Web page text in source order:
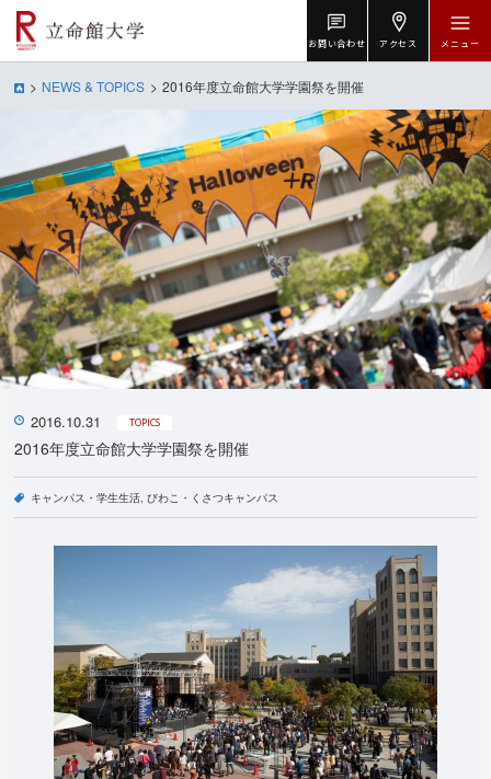
お問い合わせ アクセス メニュー
NEWS & TOPICS 2016年度立命館大学学園祭を開催
2016.10.31 TOPICS
2016年度立命館大学学園祭を開催
キャンパス・学生生活 びわこ・くさつキャンパス